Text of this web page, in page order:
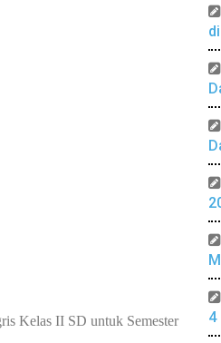
Kelas II SD untuk Semester
4